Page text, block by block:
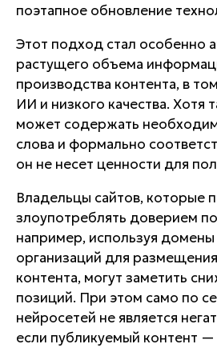
поэтапное обновление
Этот подход стал особенно
растущего объема
производства контента, в
ИИ и низкого качества. Хотя
может содержать
слова и формально
он не несет ценности для
Владельцы сайтов, которые
злоупотреблять доверием
например, используя
организаций для
контента, могут заметить
позиций. При этом само по
нейросетей не является
если публикуемый контент —